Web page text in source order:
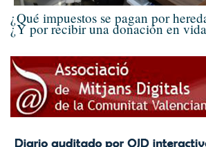
¿Qué impuestos se pagan por
¿Y por recibir una donación en